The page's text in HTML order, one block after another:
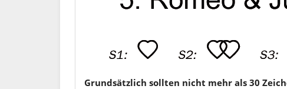
Grundsätzlich sollten nicht mehr als 30